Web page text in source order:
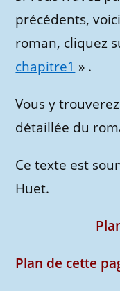
précédents,
roman, cliquez
chapitre1 » .
Vous y
détaillée du
Ce texte est
Huet.
Plan de cette